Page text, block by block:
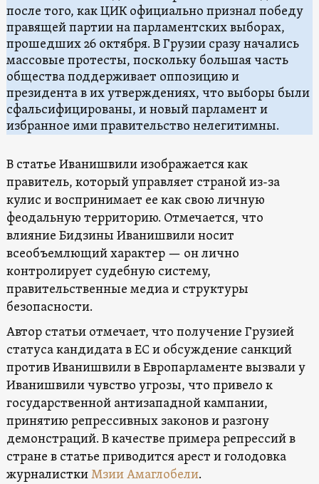
после того, как ЦИК официально признал победу
правящей партии на парламентских выборах,
прошедших 26 октября. В Грузии сразу начались
массовые протесты, поскольку большая часть
общества поддерживает оппозицию и
президента в их утверждениях, что выборы были
сфальсифицированы, и новый парламент и
избранное ими правительство нелегитимны.
В статье Иванишвили изображается как
правитель, который управляет страной из-за
кулис и воспринимает ее как свою личную
феодальную территорию. Отмечается, что
влияние Бидзины Иванишвили носит
всеобъемлющий характер — он лично
контролирует судебную систему,
правительственные медиа и структуры
безопасности.
Автор статьи отмечает, что получение Грузией
статуса кандидата в ЕС и обсуждение санкций
против Иванишвили в Европарламенте вызвали у
Иванишвили чувство угрозы, что привело к
государственной антизападной кампании,
принятию репрессивных законов и разгону
демонстраций. В качестве примера репрессий в
стране в статье приводится арест и голодовка
журналисткиМзии Амаглобели.